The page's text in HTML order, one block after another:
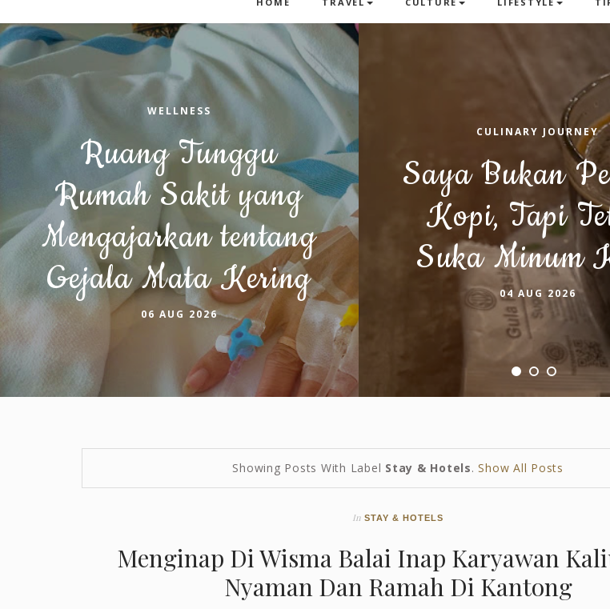
WELLNESS
Ruang Tunggu
Rumah Sakit yang
Mengajarkan tentang
Gejala Mata Kering
06 AUG 2026
CULINARY JOURNEY
Saya Bukan
Kopi, Tapi
Suka Minum
04 AUG 2026
Showing Posts With Label Stay & Hotels.Show All Posts
In STAY & HOTELS
Menginap Di Wisma Balai Inap Karyawan
Nyaman Dan Ramah Di Kantong